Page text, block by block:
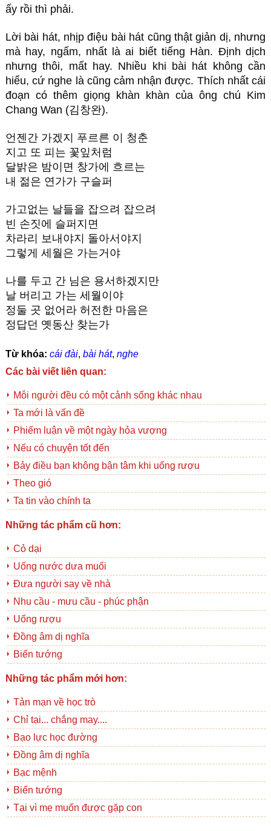
ấy rồi thì phải.
Lời bài hát, nhịp điệu bài hát cũng thật giản dị, nhưng
mà hay, ngấm, nhất là ai biết tiếng Hàn. Định dịch
nhưng thôi, mất hay. Nhiều khi bài hát không cần
hiểu, cứ nghe là cũng cảm nhận được. Thích nhất cái
đoạn có thêm giọng khàn khàn của ông chú Kim
Chang Wan (김창완).
언젠간 가겠지 푸르른 이 청춘
지고 또 피는 꽃잎처럼
달밝은 밤이면 창가에 흐르는
내 젊은 연가가 구슬퍼
가고없는 날들을 잡으려 잡으려
빈 손짓에 슬퍼지면
차라리 보내야지 돌아서야지
그렇게 세월은 가는거야
나를 두고 간 님은 용서하겠지만
날 버리고 가는 세월이야
정둘 곳 없어라 허전한 마음은
정답던 옛동산 찾는가
Từ khóa: cái đài, bài hát, nghe
Các bài viết liên quan:
Mỗi người đều có một cảnh sống khác nhau
Ta mới là vấn đề
Phiếm luận về một ngày hỏa vượng
Nếu có chuyện tốt đến
Bảy điều bạn không bận tâm khi uống rượu
Theo gió
Ta tin vào chính ta
Những tác phẩm cũ hơn:
Cỏ dại
Uống nước dưa muối
Đưa người say về nhà
Nhu cầu - mưu cầu - phúc phận
Uống rượu
Đồng âm dị nghĩa
Biến tướng
Những tác phẩm mới hơn:
Tản mạn về học trò
Chỉ tại... chẳng may....
Bạo lực học đường
Đồng âm dị nghĩa
Bạc mệnh
Biến tướng
Tại vì mẹ muốn được gặp con